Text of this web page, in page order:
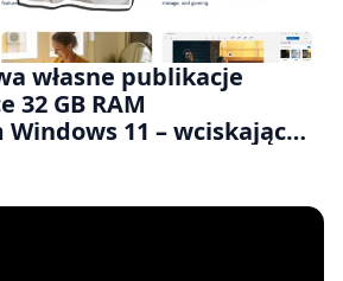
własne publikacje
32 GB RAM
11 – wciskając
z 8 GB RAM po